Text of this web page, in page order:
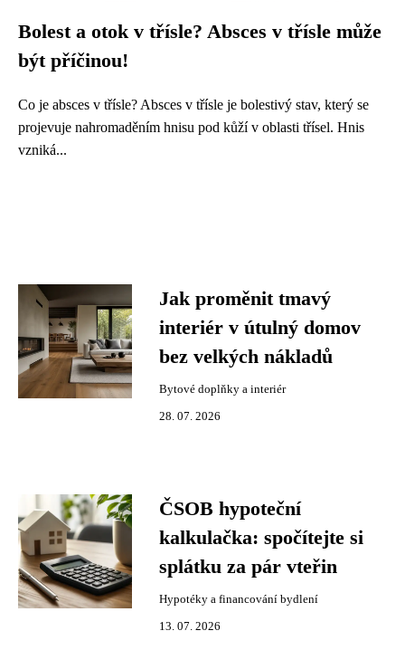
Bolest a otok v třísle? Absces v třísle může
být příčinou!
Co je absces v třísle? Absces v třísle je bolestivý stav, který se
projevuje nahromaděním hnisu pod kůží v oblasti třísel. Hnis
vzniká...
Jak proměnit tmavý
interiér v útulný domov
bez velkých nákladů
Bytové doplňky a interiér
28. 07. 2026
ČSOB hypoteční
kalkulačka: spočítejte si
splátku za pár vteřin
Hypotéky a financování bydlení
13. 07. 2026